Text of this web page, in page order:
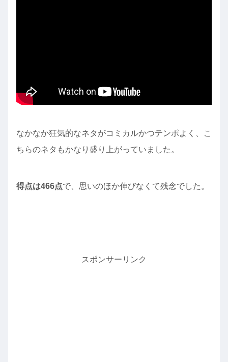
なかなか狂気的なネタがコミカルかつテンポよく、こ
ちらのネタもかなり盛り上がっていました。
得点は466点で、思いのほか伸びなくて残念でした。
スポンサーリンク